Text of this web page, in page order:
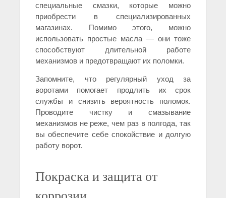
специальные смазки, которые можно
приобрести в специализированных
магазинах. Помимо этого, можно
использовать простые масла — они тоже
способствуют длительной работе
механизмов и предотвращают их поломки.
Запомните, что регулярный уход за
воротами помогает продлить их срок
службы и снизить вероятность поломок.
Проводите чистку и смазывание
механизмов не реже, чем раз в полгода, так
вы обеспечите себе спокойствие и долгую
работу ворот.
Покраска и защита от